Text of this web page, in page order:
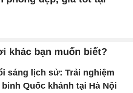
khác bạn muốn biết?
sáng lịch sử: Trải nghiệm
binh Quốc khánh tại Hà Nội